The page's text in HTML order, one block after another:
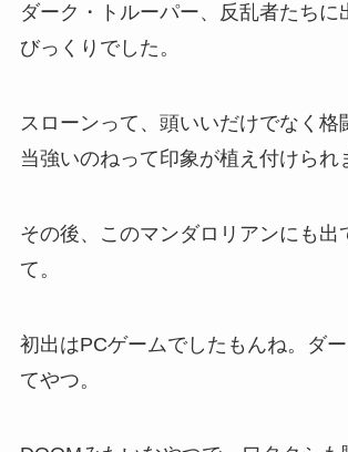
ダーク・トルーパー、反乱者たちに
びっくりでした。
スローンって、頭いいだけでなく格
当強いのねって印象が植え付けられ
その後、このマンダロリアンにも出
て。
初出はPCゲームでしたもんね。ダ
てやつ。